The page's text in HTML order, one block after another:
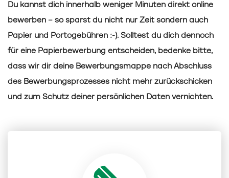
Du kannst dich innerhalb weniger Minuten direkt online
bewerben – so sparst du nicht nur Zeit sondern auch
Papier und Portogebühren :-). Solltest du dich dennoch
für eine Papierbewerbung entscheiden, bedenke bitte,
dass wir dir deine Bewerbungsmappe nach Abschluss
des Bewerbungsprozesses nicht mehr zurückschicken
und zum Schutz deiner persönlichen Daten vernichten.